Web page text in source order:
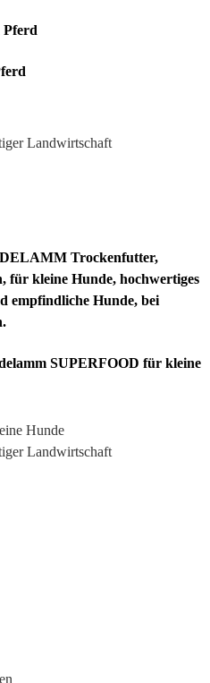
Landwirtschaft
SUPERFOOD für kleine
Hunde
Landwirtschaft